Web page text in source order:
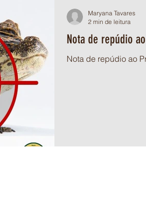
Nota de repúdio
Nota de repúdio ao
Maryana Tavares
2 min de leitura